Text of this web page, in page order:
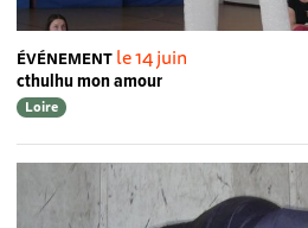
ÉVÉNEMENT le 14 juin
cthulhu mon amour
Loire